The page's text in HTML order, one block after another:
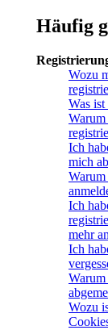
Häufig
Wozu
Was
Ich
mich
Ich
mehr
Ich
Wozu